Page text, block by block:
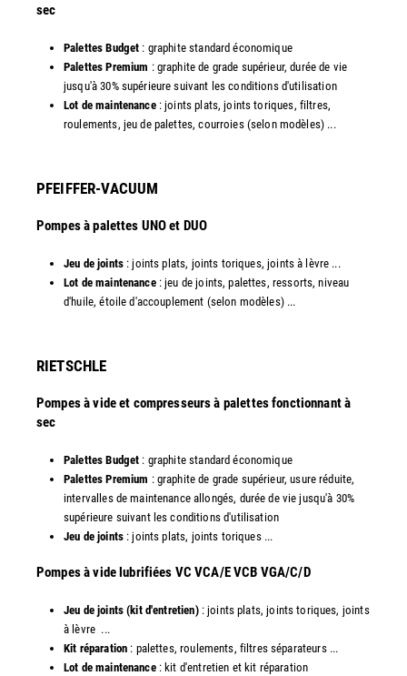
sec
Palettes Budget : graphite standard économique
Palettes Premium : graphite de grade supérieur, durée de vie
jusqu'à 30% supérieure suivant les conditions d'utilisation
Lot de maintenance: joints plats, joints toriques, filtres,
roulements, jeu de palettes, courroies (selon modèles) ...​
PFEIFFER-VACUUM
Pompes à palettes UNO et DUO
Jeu de joints: joints plats, joints toriques, joints à lèvre ...
Lot de maintenance: jeu de joints, palettes, ressorts, niveau
d'huile, étoile d'accouplement (selon modèles) ...​​
RIETSCHLE
Pompes à vide et compresseurs à palettes fonctionnant à
sec
Palettes Budget : graphite standard économique
Palettes Premium : graphite de grade supérieur, usure réduite,
intervalles de maintenance allongés, durée de vie jusqu'à 30%
supérieure suivant les conditions d'utilisation
Jeu de joints: joints plats, joints toriques ...
​Pompes à vide lubrifiées VC VCA/E VCB VGA/C/D
Jeu de joints (kit d'entretien) : joints plats, joints toriques, joints
à lèvre ...
Kit réparation : palettes, roulements, filtres séparateurs ...
Lot de maintenance: kit d'entretien et kit réparation​